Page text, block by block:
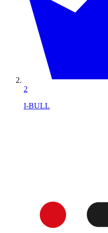
2
I-BULL